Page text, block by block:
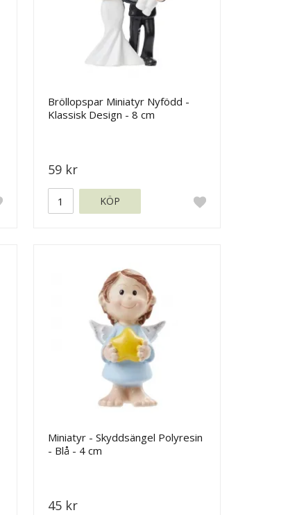
Bröllopspar Miniatyr Nyfödd -
Klassisk Design - 8 cm
59 kr
KÖP
Miniatyr - Skyddsängel Polyresin
- Blå - 4 cm
45 kr